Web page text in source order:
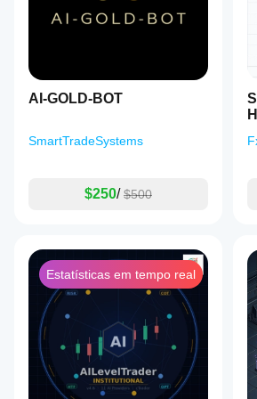
Wave Trend Rider é uma
passado não indica resultados
Compreender completamente
Começar com capital que
Monitorar a execução
AI-GOLD-BOT
SmartTradeSystems
$250/ $500
Estatísticas em tempo real